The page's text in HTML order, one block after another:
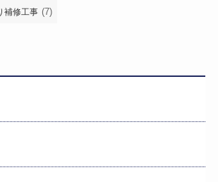
補修工事 (7)